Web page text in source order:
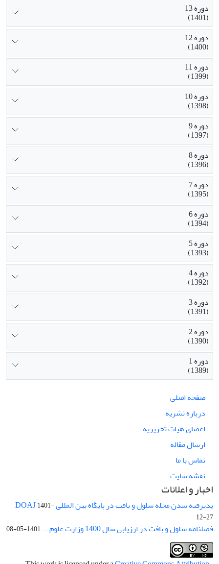
دوره 13
(1401)
دوره 12
(1400)
دوره 11
(1399)
دوره 10
(1398)
دوره 9
(1397)
دوره 8
(1396)
دوره 7
(1395)
دوره 6
(1394)
دوره 5
(1393)
دوره 4
(1392)
دوره 3
(1391)
دوره 2
(1390)
دوره 1
(1389)
صفحه اصلی
درباره نشریه
اعضای هیات تحریریه
ارسال مقاله
تماس با ما
نقشه سایت
اخبار و اعلانات
پذیرفته شدن مجله سلول و بافت در پایگاه بین المللی DOAJ1401-
12-27
فصلنامه سلول و بافت در ارزیابی سال 1400 وزارت علوم ... 1401-05-08